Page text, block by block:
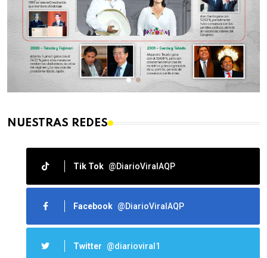
NUESTRAS REDES
Tik Tok @DiarioViralAQP
Facebook @DiarioViralAQP
Twitter @diarioviral1